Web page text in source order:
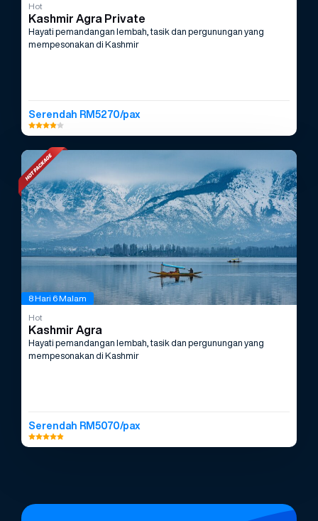
Hot
Kashmir Agra Private
Hayati pemandangan lembah, tasik dan pergunungan yang
mempesonakan di Kashmir
Serendah RM5270/pax
8 Hari 6 Malam
Hot
Kashmir Agra
Hayati pemandangan lembah, tasik dan pergunungan yang
mempesonakan di Kashmir
Serendah RM5070/pax